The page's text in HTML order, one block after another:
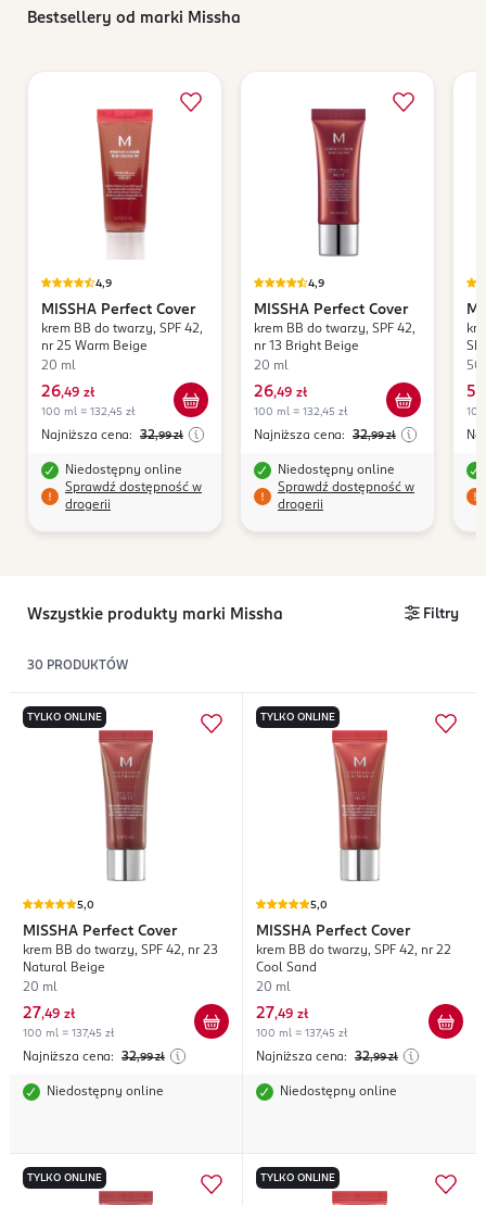
Bestsellery od marki Missha
4,9
MISSHA Perfect Cover
krem BB do twarzy, SPF 42,
nr 25 Warm Beige
20 ml
26,49 zł
100 ml = 132,45 zł
Najniższa cena: 32,99 zł
Niedostępny online
Sprawdź dostępność w
drogerii
4,9
MISSHA Perfect Cover
krem BB do twarzy, SPF 42,
nr 13 Bright Beige
20 ml
26,49 zł
100 ml = 132,45 zł
Najniższa cena: 32,99 zł
Niedostępny online
Sprawdź dostępność w
drogerii
50
55
100
Wszystkie produkty marki Missha Filtry
30 PRODUKTÓW
TYLKO ONLINE
5,0
MISSHA Perfect Cover
krem BB do twarzy, SPF 42, nr 23
Natural Beige
20 ml
27,49 zł
100 ml = 137,45 zł
Najniższa cena: 32,99 zł
Niedostępny online
TYLKO ONLINE
5,0
MISSHA Perfect Cover
krem BB do twarzy, SPF 42, nr 22
Cool Sand
20 ml
27,49 zł
100 ml = 137,45 zł
Najniższa cena: 32,99 zł
Niedostępny online
TYLKO ONLINE TYLKO ONLINE